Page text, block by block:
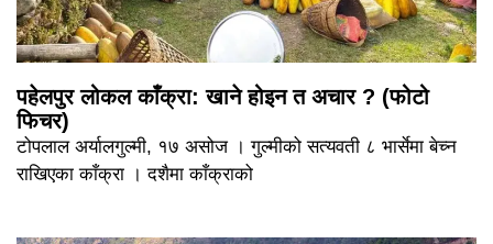
पहेलपुर लोकल काँक्रा: खाने होइन त अचार ? (फोटो
फिचर)
टोपलाल अर्यालगुल्मी, १७ असोज । गुल्मीको सत्यवती ८ भार्सेमा बेच्न
राखिएका काँक्रा । दशैमा काँक्राको